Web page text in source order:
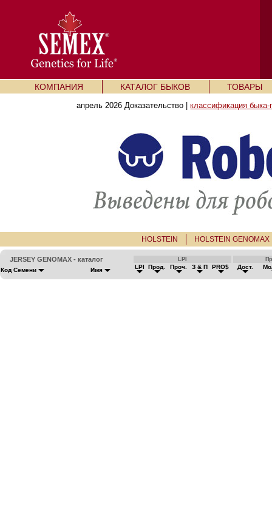
КОМПАНИЯ КАТАЛОГ БЫКОВ ТОВАРЫ
апрель 2026 Доказательство |классификация
HOLSTEIN HOLSTEIN GENOMAX
JERSEY GENOMAX - каталог LPI
Код Семени Имя LPI Прод. Проч. З & П PRO$ Дост.